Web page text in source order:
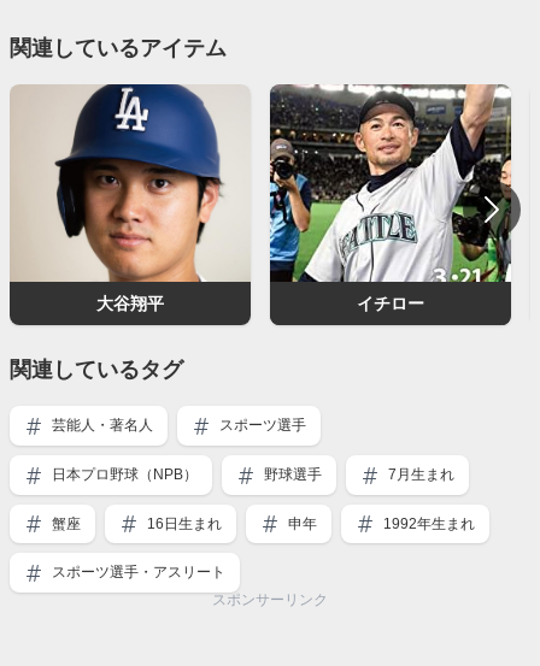
関連しているアイテム
大谷翔平 イチロー
関連しているタグ
芸能人・著名人 スポーツ選手
日本プロ野球（NPB） 野球選手 7月生まれ
蟹座 16日生まれ 申年 1992年生まれ
スポーツ選手・アスリート
スポンサーリンク